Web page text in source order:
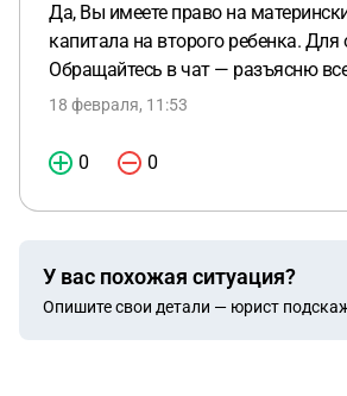
Да, Вы имеете право на
капитала на второго ребенка.
Обращайтесь в чат — разъясню
18 февраля, 11:53
0 0
У вас похожая ситуация?
Опишите свои детали — юрист